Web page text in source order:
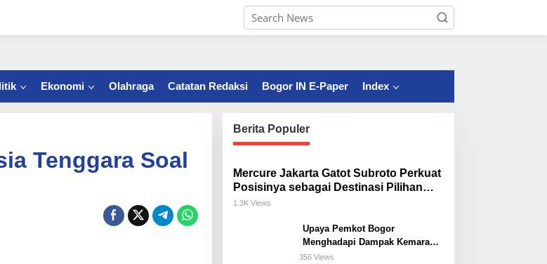
Ekonomi Olahraga Catatan Redaksi Bogor IN E-Paper Index
Tenggara Soal
Berita Populer
Mercure Jakarta Gatot Subroto Perkuat
Posisinya sebagai Destinasi Pilihan
untuk Bisnis, Staycation, Meeting, dan
1.3K Views
Upaya Pemkot Bogor
Menghadapi Dampak Kemarau
Panjang
356 Views